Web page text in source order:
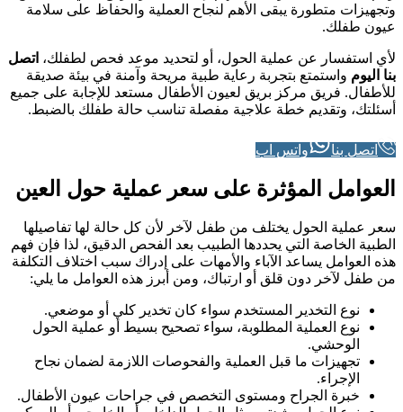
وتجهيزات متطورة يبقى الأهم لنجاح العملية والحفاظ على سلامة
عيون طفلك.
لأي استفسار عن عملية الحول، أو لتحديد موعد فحص لطفلك، اتصل
بنا اليوم واستمتع بتجربة رعاية طبية مريحة وآمنة في بيئة صديقة
للأطفال. فريق مركز بريق لعيون الأطفال مستعد للإجابة على جميع
أسئلتك، وتقديم خطة علاجية مفصلة تناسب حالة طفلك بالضبط.
اتصل بنا واتس اب
العوامل المؤثرة على سعر عملية حول العين
سعر عملية الحول يختلف من طفل لآخر لأن كل حالة لها تفاصيلها
الطبية الخاصة التي يحددها الطبيب بعد الفحص الدقيق، لذا فإن فهم
هذه العوامل يساعد الآباء والأمهات على إدراك سبب اختلاف التكلفة
من طفل لآخر دون قلق أو ارتباك، ومن أبرز هذه العوامل ما يلي:
نوع التخدير المستخدم سواء كان تخدير كلي أو موضعي.
نوع العملية المطلوبة، سواء تصحيح بسيط أو عملية الحول
الوحشي.
تجهيزات ما قبل العملية والفحوصات اللازمة لضمان نجاح
الإجراء.
خبرة الجراح ومستوى التخصص في جراحات عيون الأطفال.